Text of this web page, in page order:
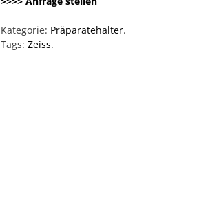
Kategorie: Präparatehalter.
Tags: Zeiss.